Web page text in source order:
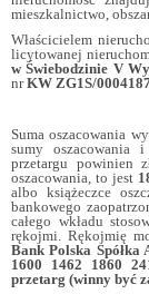
mieszkalnictwo,
Właścicielem
licytowanej
w Świebodzinie V
nrKW ZG1S/
Suma oszacowania
sumy oszacowania
przetargu powinien
oszacowania, to jest
albo książeczce
bankowego
całego wkładu
rękojmi. Rękojmię
Bank Polska
1600 1462 1860
przetarg (winny być